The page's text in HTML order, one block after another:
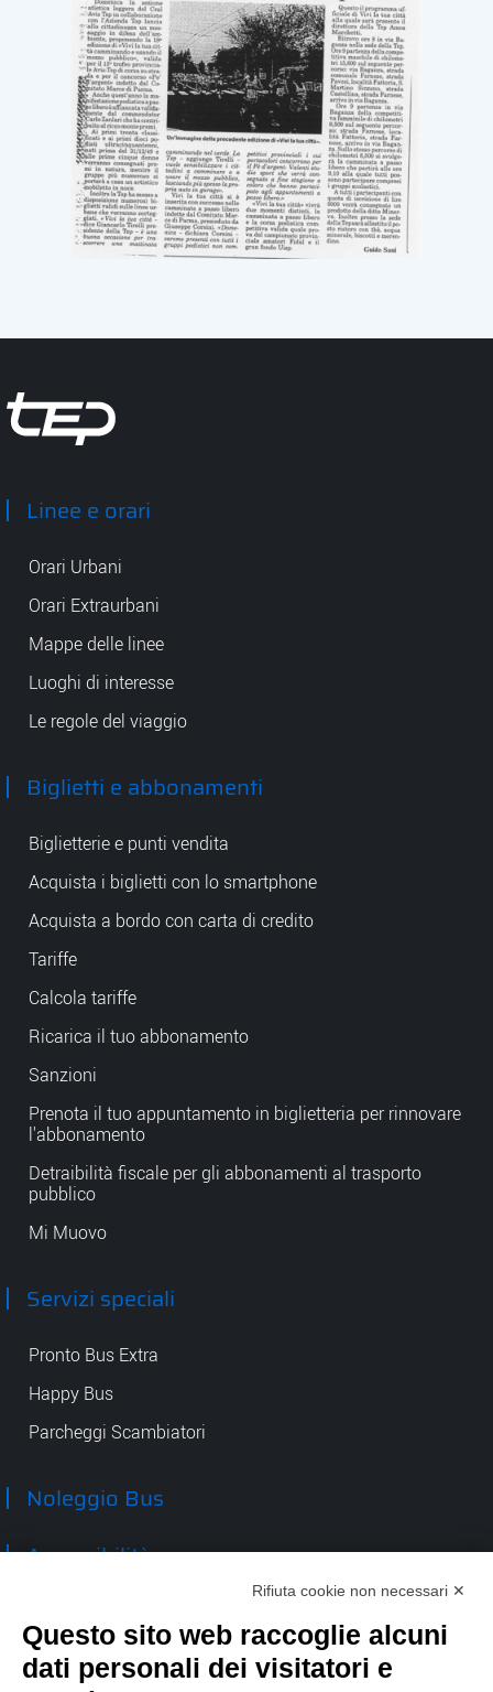
Linee e orari
Orari Urbani
Orari Extraurbani
Mappe delle linee
Luoghi di interesse
Le regole del viaggio
Biglietti e abbonamenti
Biglietterie e punti vendita
Acquista i biglietti con lo smartphone
Acquista a bordo con carta di credito
Tariffe
Calcola tariffe
Ricarica il tuo abbonamento
Sanzioni
Prenota il tuo appuntamento in biglietteria per rinnovare
l'abbonamento
Detraibilità fiscale per gli abbonamenti al trasporto
pubblico
Mi Muovo
Servizi speciali
Pronto Bus Extra
Happy Bus
Parcheggi Scambiatori
Noleggio Bus
Accessibilità
TEP spa
Rifiuta cookie non necessari ✕
Questo sito web raccoglie alcuni
dati personali dei visitatori e